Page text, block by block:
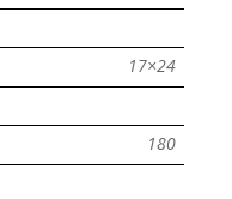
17×24
180